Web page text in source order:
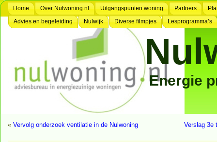
Home Over Nulwoning.nl Uitgangspunten woning Partners
Advies en begeleiding
Nulwijk Diverse filmpjes Lesprogramma’s
Energie
« Vervolg onderzoek ventilatie in de Nulwoning Verslag 3e